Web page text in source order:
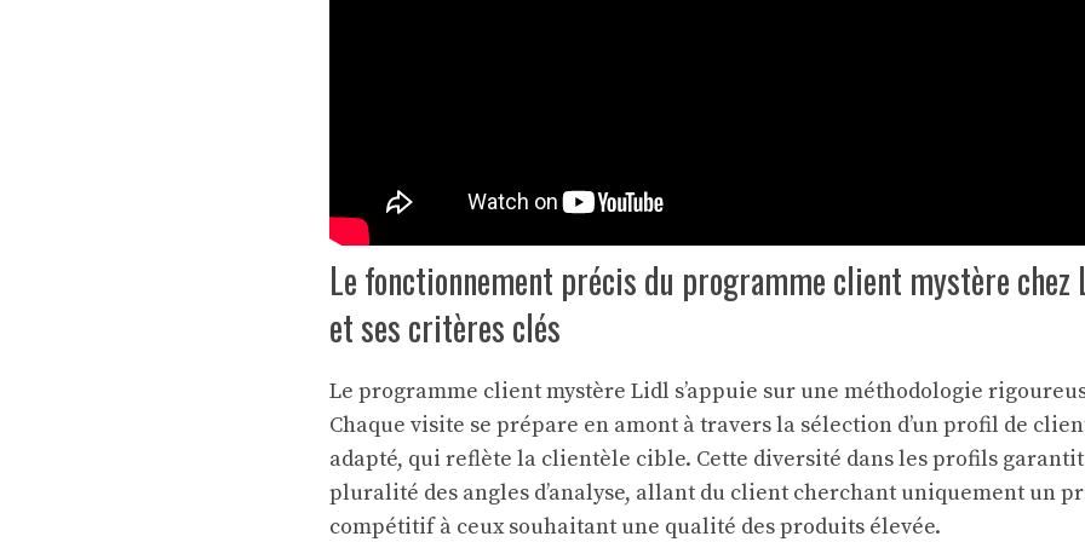
Le fonctionnement précis du programme client mystère chez
et ses critères clés
Le programme client mystère Lidl s’appuie sur une méthodologie
Chaque visite se prépare en amont à travers la sélection d’un profil de
adapté, qui reflète la clientèle cible. Cette diversité dans les profils
pluralité des angles d’analyse, allant du client cherchant uniquement un
compétitif à ceux souhaitant une qualité des produits élevée.